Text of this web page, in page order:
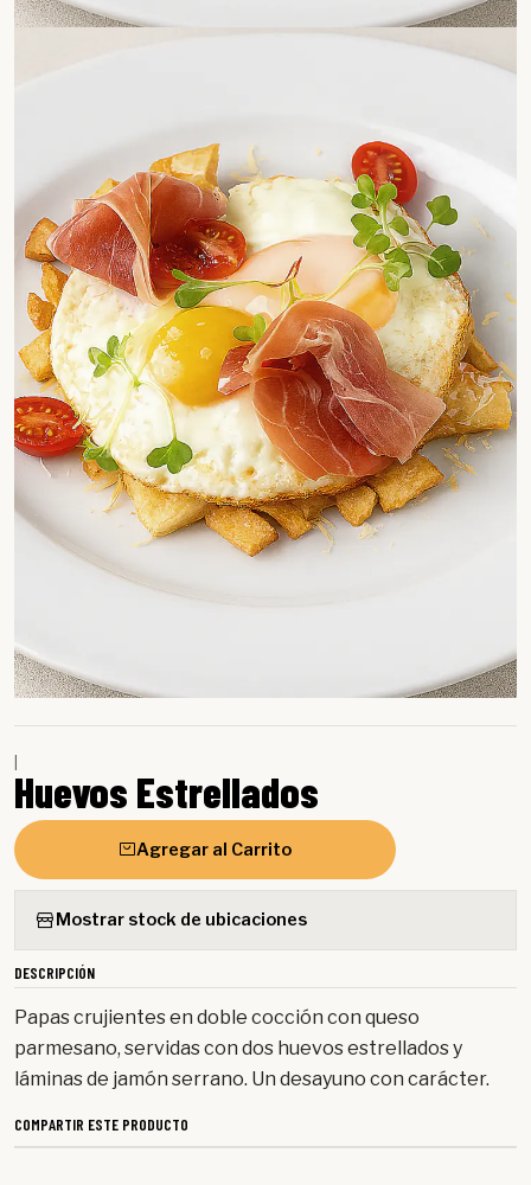
Huevos Estrellados
Agregar al Carrito
Mostrar stock de ubicaciones
DESCRIPCIÓN
Papas crujientes en doble cocción con queso
parmesano, servidas con dos huevos estrellados y
láminas de jamón serrano. Un desayuno con carácter.
COMPARTIR ESTE PRODUCTO